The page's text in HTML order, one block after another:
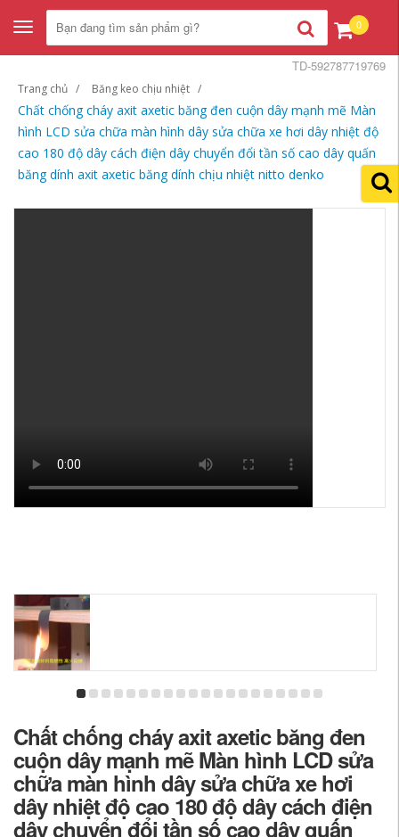
Toggle
navigation
0
Trang chủ Băng keo chịu nhiệt
Chất chống cháy axit axetic băng đen cuộn dây mạnh mẽ Màn
hình LCD sửa chữa màn hình dây sửa chữa xe hơi dây nhiệt độ
cao 180 độ dây cách điện dây chuyển đổi tần số cao dây quấn
băng dính axit axetic băng dính chịu nhiệt nitto denko
TD-592787719769
Chất chống cháy axit axetic băng đen
cuộn dây mạnh mẽ Màn hình LCD sửa
chữa màn hình dây sửa chữa xe hơi
dây nhiệt độ cao 180 độ dây cách điện
dây chuyển đổi tần số cao dây quấn